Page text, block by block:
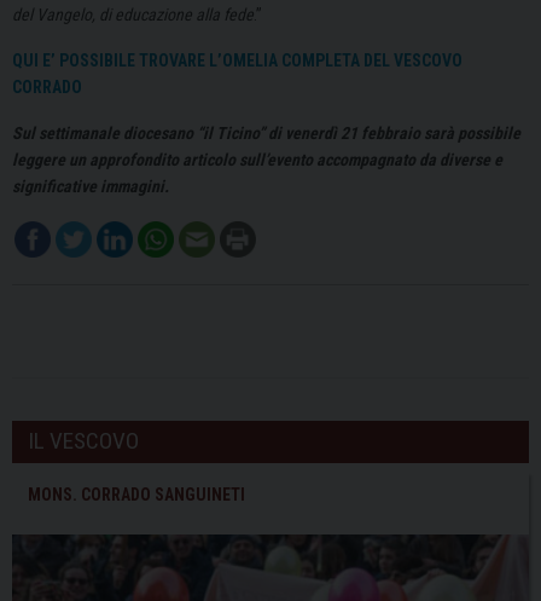
del Vangelo, di educazione alla fede.”
QUI E’ POSSIBILE TROVARE L’OMELIA COMPLETA DEL VESCOVO
CORRADO
Sul settimanale diocesano “il Ticino” di venerdì 21 febbraio sarà possibile
leggere un approfondito articolo sull’evento accompagnato da diverse e
significative immagini.
IL VESCOVO
MONS. CORRADO SANGUINETI